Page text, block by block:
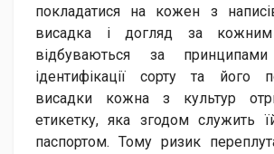
покладатися на кожен з
висадка і догляд за
відбуваються за принципами
ідентифікації сорту та його
висадки кожна з культур
етикетку, яка згодом служить
паспортом. Тому ризик